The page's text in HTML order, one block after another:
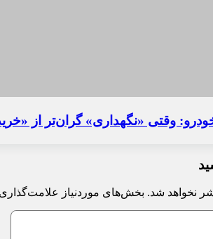
وقتی «نگهداری» گران‌تر از
نخواهد شد. بخش‌های موردنیاز